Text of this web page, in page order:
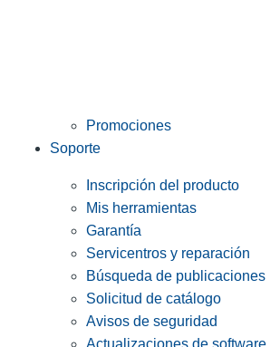
Promociones
Soporte
Inscripción del producto
Mis herramientas
Garantía
Servicentros y reparación
Búsqueda de publicaciones
Solicitud de catálogo
Avisos de seguridad